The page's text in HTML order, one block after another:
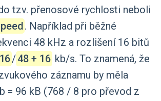
tzv. přenosové rychlosti neboli
. Například při běžné
48 kHz a rozlišení 16 bitů
‍/‌48 + 16 kb/s. To znamená, že
záznamu by měla
= 96 kB (768 / 8 pro převod z